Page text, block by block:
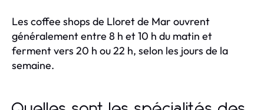
Les coffee shops de Lloret de Mar ouvrent
généralement entre 8 h et 10 h du matin et
ferment vers 20 h ou 22 h, selon les jours de la
semaine.